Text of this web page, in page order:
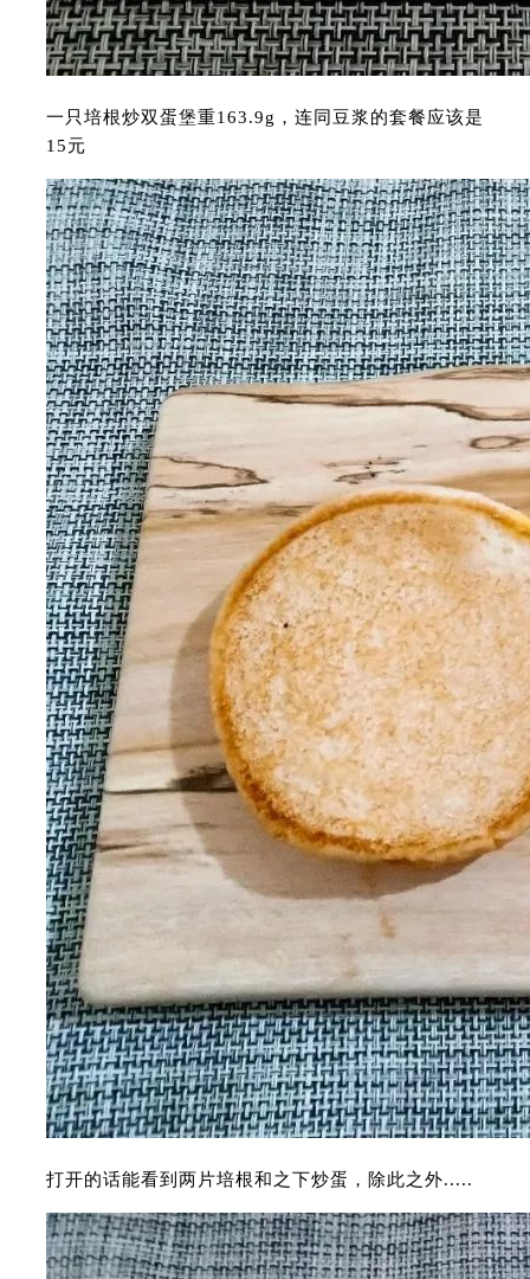
一只培根炒双蛋堡重163.9g，连同豆浆的套餐应该是
15元
打开的话能看到两片培根和之下炒蛋，除此之外.....